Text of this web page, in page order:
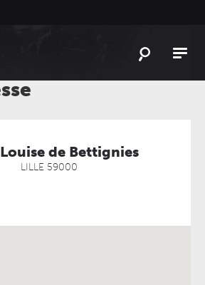
de Bettignies
LILLE 59000